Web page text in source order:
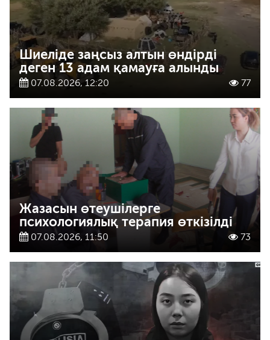
Шиеліде заңсыз алтын өндірді
деген 13 адам қамауға алынды
07.08.2026, 12:20 77
Жазасын өтеушілерге
психологиялық терапия өткізілді
07.08.2026, 11:50 73